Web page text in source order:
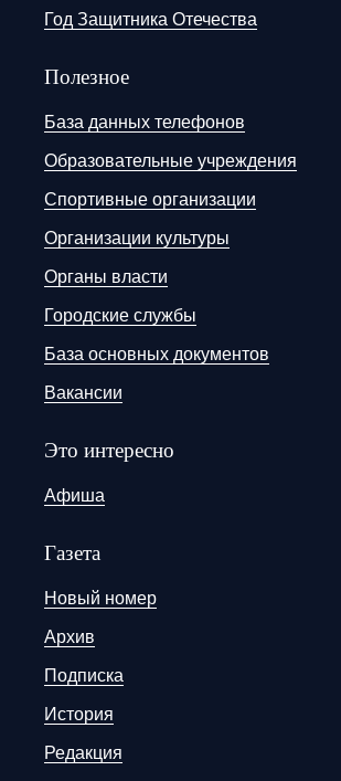
Год Защитника Отечества
Полезное
База данных телефонов
Образовательные учреждения
Спортивные организации
Организации культуры
Органы власти
Городские службы
База основных документов
Вакансии
Это интересно
Афиша
Газета
Новый номер
Архив
Подписка
История
Редакция